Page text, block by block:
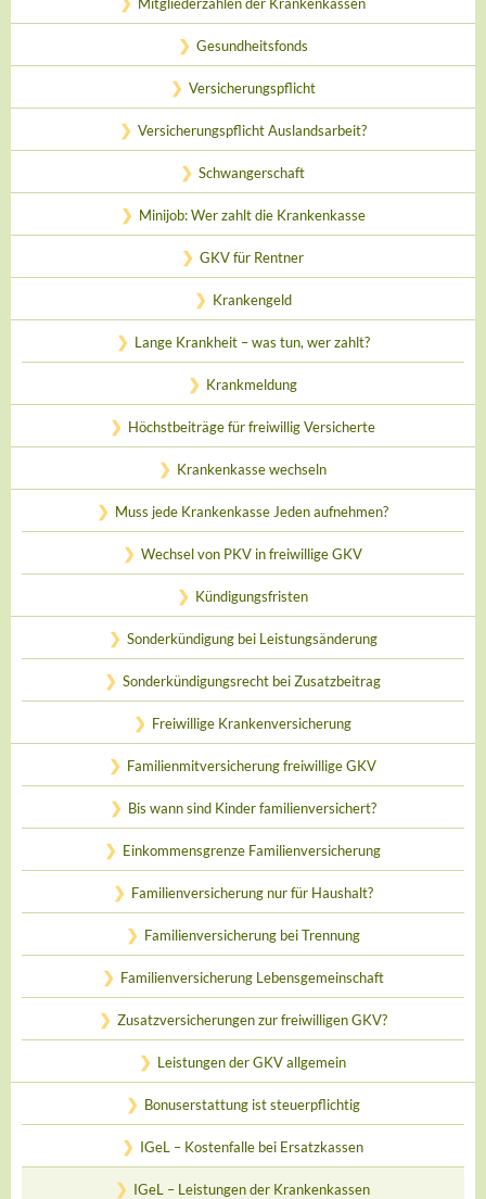
Gesundheitsfonds
Versicherungspflicht
Versicherungspflicht Auslandsarbeit?
Schwangerschaft
Minijob: Wer zahlt die Krankenkasse
GKV für Rentner
Krankengeld
Lange Krankheit – was tun, wer zahlt?
Krankmeldung
Höchstbeiträge für freiwillig Versicherte
Krankenkasse wechseln
Muss jede Krankenkasse Jeden aufnehmen?
Wechsel von PKV in freiwillige GKV
Kündigungsfristen
Sonderkündigung bei Leistungsänderung
Sonderkündigungsrecht bei Zusatzbeitrag
Freiwillige Krankenversicherung
Familienmitversicherung freiwillige GKV
Bis wann sind Kinder familienversichert?
Einkommensgrenze Familienversicherung
Familienversicherung nur für Haushalt?
Familienversicherung bei Trennung
Familienversicherung Lebensgemeinschaft
Zusatzversicherungen zur freiwilligen GKV?
Leistungen der GKV allgemein
Bonuserstattung ist steuerpflichtig
IGeL – Kostenfalle bei Ersatzkassen
IGeL – Leistungen der Krankenkassen